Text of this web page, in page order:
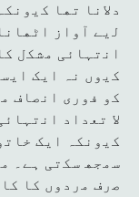
دﻻﻧﺎ ﺗﮭﺎ
ﻟﯾﮯ آواز
اﻧﺗﮩﺎئی ﻣﺷﮑل
ﮐﯾوں نہ اﯾﮏ
ﮐو ﻓوری اﻧﺻﺎف
ﻻ ﺗﻌداد
ﮐﯾوﻧﮑہ اﯾﮏ
ﺳﻣﺟﮭ ﺳﮑﺗﯽ ﮨﮯ۔
ﺻرف ﻣردوں ﮐﺎ